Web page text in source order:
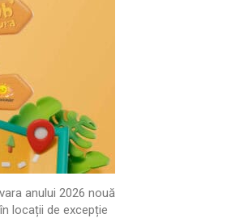
anului 2026 nouă
locații de excepție